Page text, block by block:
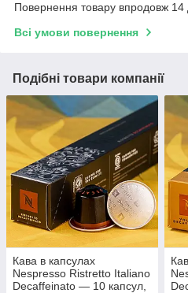
Повернення товару впродовж 14
Всі умови повернення
Подібні товари компанії
Кава в капсулах
Nespresso Ristretto Italiano
Decaffeinato — 10 капсул,